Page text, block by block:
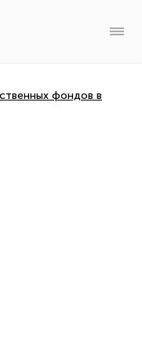
фондов в